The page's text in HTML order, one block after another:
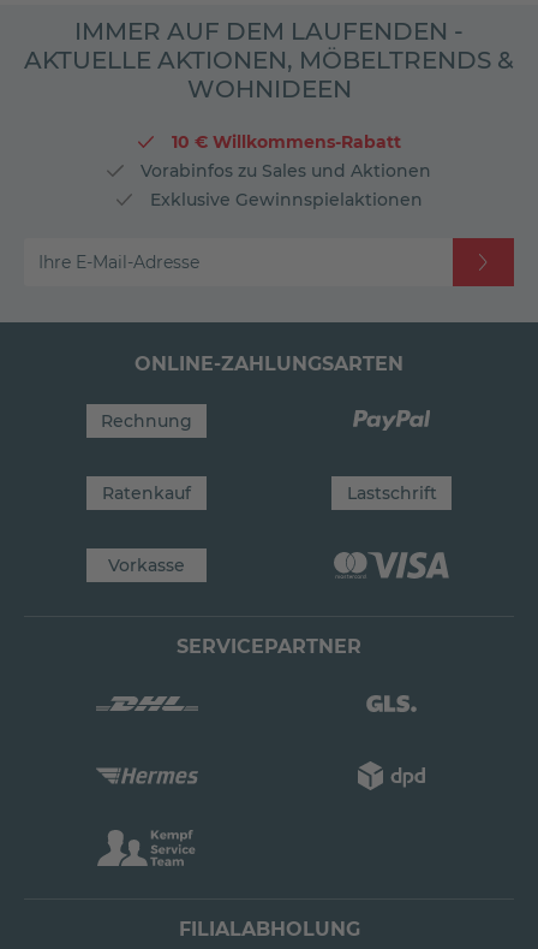
IMMER AUF DEM LAUFENDEN -
AKTUELLE AKTIONEN, MÖBELTRENDS &
WOHNIDEEN
10 € Willkommens-Rabatt
Vorabinfos zu Sales und Aktionen
Exklusive Gewinnspielaktionen
Ihre E-Mail-Adresse
ONLINE-ZAHLUNGSARTEN
Rechnung
Ratenkauf Lastschrift
Vorkasse
SERVICEPARTNER
FILIALABHOLUNG